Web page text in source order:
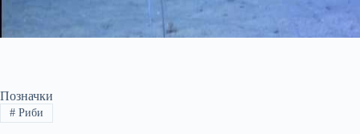
Позначки
#Риби